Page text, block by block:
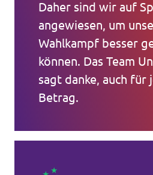
Daher sind wir auf
angewiesen, um
Wahlkampf besser
können. Das Team
sagt danke, auch für
Betrag.